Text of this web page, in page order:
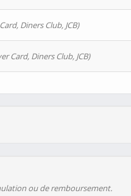
Diners Club, JCB)
Card, Diners Club, JCB)
ou de remboursement.